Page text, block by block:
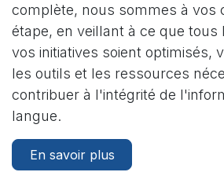
complète, nous sommes à vos
étape, en veillant à ce que tous
vos initiatives soient optimisés,
les outils et les ressources
contribuer à l'intégrité de
langue.
En savoir plus